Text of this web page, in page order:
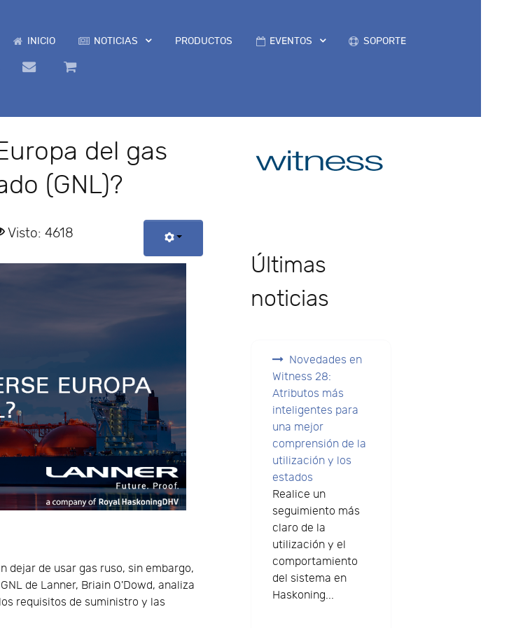
INICIO NOTICIAS PRODUCTOS EVENTOS SOPORTE
del gas
(GNL)?
Visto: 4618
dejar de usar gas ruso, sin embargo,
de Lanner, Briain O'Dowd, analiza
requisitos de suministro y las
Últimas
noticias
Novedades en
Witness 28:
Atributos más
inteligentes para
una mejor
comprensión de la
utilización y los
estados
Realice un
seguimiento más
claro de la
utilización y el
comportamiento
del sistema en
Haskoning...